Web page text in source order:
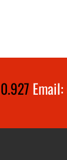
Email: